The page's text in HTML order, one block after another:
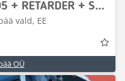
Scania R620 8X4*4 EURO5 + RETARDER + STREEL/AIR
vald, EE
OÜ